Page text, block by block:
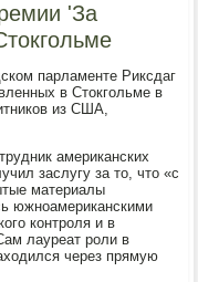
'За
парламенте Риксдаг
в Стокгольме в
из США,
американских
заслугу за то, что «с
материалы
южноамериканскими
контроля и в
лауреат роли в
через прямую